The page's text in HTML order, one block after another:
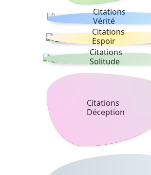
Citations
Vérité
Citations
Espoir
Citations
Solitude
Citations
Déception